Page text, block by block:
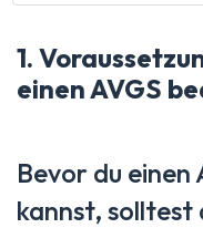
1.
einen AVGS
Bevor du einen
kannst, solltest